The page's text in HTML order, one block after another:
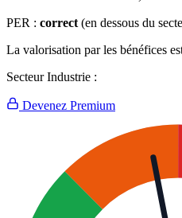
PER : correct (en dessous du
La valorisation par les bénéfices
Secteur Industrie :
Devenez Premium